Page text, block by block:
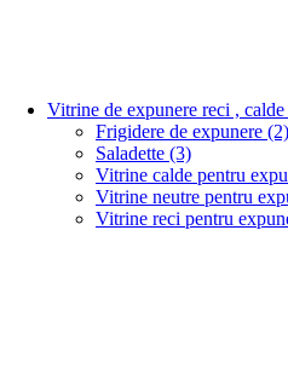
Vitrine de expunere reci ,
Frigidere de expunere (2)
Saladette (3)
Vitrine calde pentru
Vitrine neutre pentru
Vitrine reci pentru